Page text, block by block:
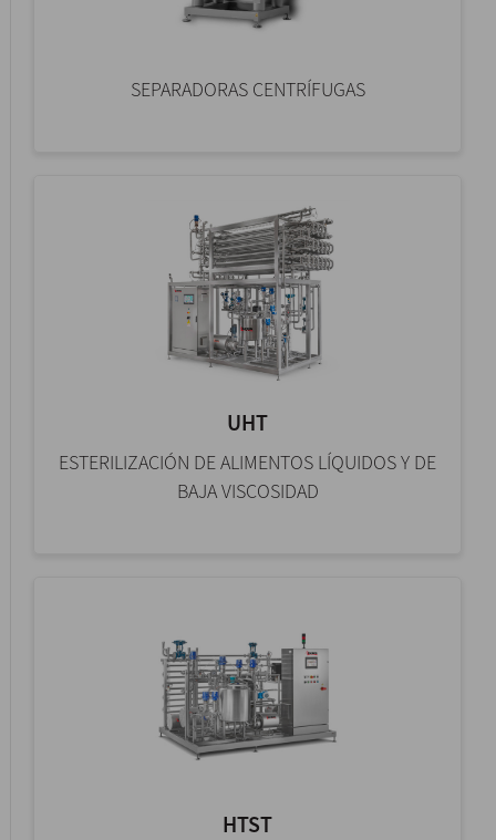
SEPARADORAS CENTRÍFUGAS
UHT
ESTERILIZACIÓN DE ALIMENTOS LÍQUIDOS Y DE
BAJA VISCOSIDAD
HTST